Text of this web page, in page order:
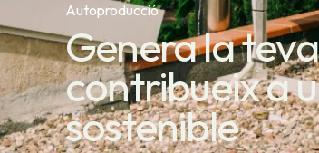
Autoproducció
Genera la
contribueix a
sostenible